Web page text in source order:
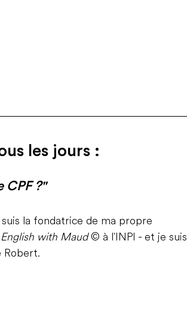
les jours :
CPF ?"
la fondatrice de ma propre
English with Maud © à l'INPI - et je suis
Robert.